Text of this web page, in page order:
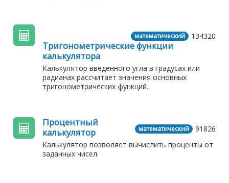
134320
математический
Тригонометрические функции
калькулятора
Калькулятор введенного угла в градусах или
радианах рассчитает значения основных
тригонометрических функций.
91826
математический
Процентный
калькулятор
Калькулятор позволяет вычислить проценты от
заданных чисел.